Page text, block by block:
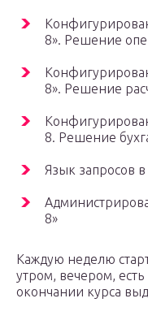
8». Решение
8». Решение
8. Решение
Язык запросов
8»
Каждую неделю
утром, вечером,
окончании курса